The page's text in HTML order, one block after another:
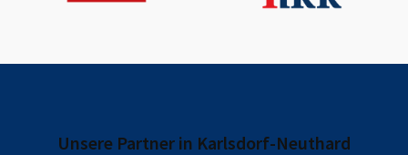
Unsere Partner in Karlsdorf-Neuthard